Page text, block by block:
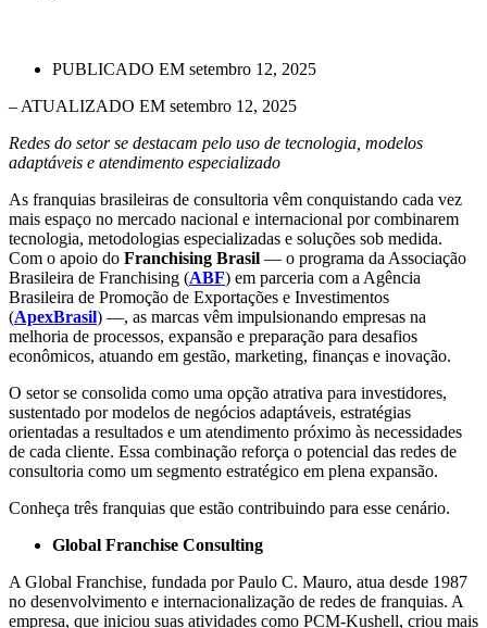
PUBLICADO EM setembro 12, 2025
– ATUALIZADO EM setembro 12, 2025
Redes do setor se destacam pelo uso de tecnologia, modelos
adaptáveis e atendimento especializado
As franquias brasileiras de consultoria vêm conquistando cada vez
mais espaço no mercado nacional e internacional por combinarem
tecnologia, metodologias especializadas e soluções sob medida.
Com o apoio do Franchising Brasil — o programa da Associação
Brasileira de Franchising (ABF) em parceria com a Agência
Brasileira de Promoção de Exportações e Investimentos
(ApexBrasil) —, as marcas vêm impulsionando empresas na
melhoria de processos, expansão e preparação para desafios
econômicos, atuando em gestão, marketing, finanças e inovação.
O setor se consolida como uma opção atrativa para investidores,
sustentado por modelos de negócios adaptáveis, estratégias
orientadas a resultados e um atendimento próximo às necessidades
de cada cliente. Essa combinação reforça o potencial das redes de
consultoria como um segmento estratégico em plena expansão.
Conheça três franquias que estão contribuindo para esse cenário.
Global Franchise Consulting
A Global Franchise, fundada por Paulo C. Mauro, atua desde 1987
no desenvolvimento e internacionalização de redes de franquias. A
empresa, que iniciou suas atividades como PCM-Kushell, criou mais